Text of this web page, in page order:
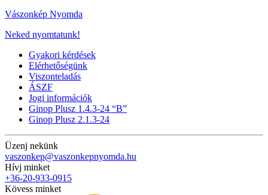
Vászonkép Nyomda
Neked nyomtatunk!
Gyakori kérdések
Elérhetőségünk
Viszonteladás
ÁSZF
Jogi információk
Ginop Plusz 1.4.3-24 “B”
Ginop Plusz 2.1.3-24
Üzenj nekünk
vaszonkep@vaszonkepnyomda.hu
Hívj minket
+36-20-933-0915
Kövess minket